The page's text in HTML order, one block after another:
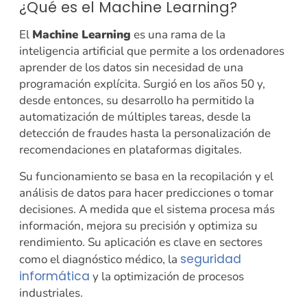
¿Qué es el Machine Learning?
El Machine Learning es una rama de la
inteligencia artificial que permite a los ordenadores
aprender de los datos sin necesidad de una
programación explícita. Surgió en los años 50 y,
desde entonces, su desarrollo ha permitido la
automatización de múltiples tareas, desde la
detección de fraudes hasta la personalización de
recomendaciones en plataformas digitales.
Su funcionamiento se basa en la recopilación y el
análisis de datos para hacer predicciones o tomar
decisiones. A medida que el sistema procesa más
información, mejora su precisión y optimiza su
rendimiento. Su aplicación es clave en sectores
como el diagnóstico médico, la seguridad
informática y la optimización de procesos
industriales.